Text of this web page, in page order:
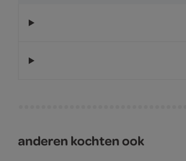
anderen kochten ook